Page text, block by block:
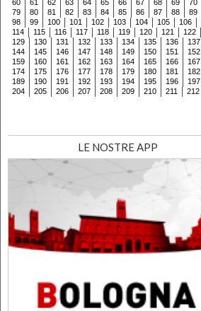
60 61 62 63 64 65 66 67 68 69 70
79
80 81 82 83 84 85 86 87 88 89
98
99 100 101 102 103 104 105 106
114
115 116 117 118 119 120 121 122
129
130 131 132 133 134 135 136 137
144
145 146 147 148 149 150 151 152
159
160 161 162 163 164 165 166 167
174
175 176 177 178 179 180 181 182
189
190 191 192 193 194 195 196 197
204
205 206 207 208 209 210 211
212
LE NOSTRE APP